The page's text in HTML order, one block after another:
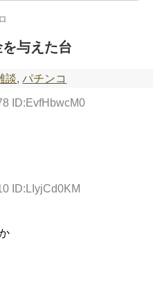
与えた台
談,パチンコ
ID:EvfHbwcM0
ID:LIyjCd0KM